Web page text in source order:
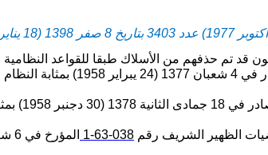
تم حذفهم من الأسلاك طبقا للقواعد النظامية
الصادر في 4 شعبان 1377 (24
2 - رجال القضاء
038-63-1